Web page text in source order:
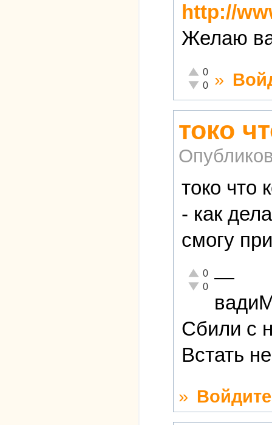
http://
Желаю
Отлично!
0
Неадекватно!
0 »
токо
токо что
- как
смогу
Отлично!
0
Неадекватно!
0 —
Сбили с
Встать
» Войдите